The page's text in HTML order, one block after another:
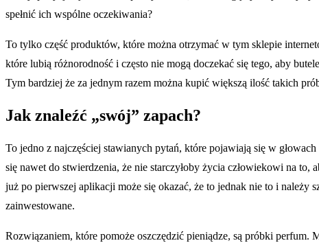
spełnić ich wspólne oczekiwania?
To tylko część produktów, które można otrzymać w tym sklepie
które lubią różnorodność i często nie mogą doczekać się tego, aby
Tym bardziej że za jednym razem można kupić większą ilość takich
Jak znaleźć „swój” zapach?
To jedno z najczęściej stawianych pytań, które pojawiają się w
się nawet do stwierdzenia, że nie starczyłoby życia człowiekowi na
już po pierwszej aplikacji może się okazać, że to jednak nie to i należy
zainwestowane.
Rozwiązaniem, które pomoże oszczędzić pieniądze, są próbki